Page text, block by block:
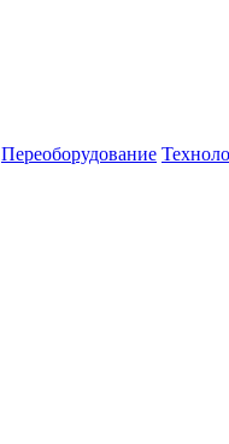
Переоборудование